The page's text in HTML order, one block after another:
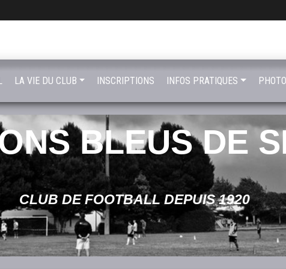
BLEUS DE
CLUB DE FOOTBALL DEPUIS 1920
LA VIE DU CLUB INSCRIPTIONS INFOS PRATIQUES